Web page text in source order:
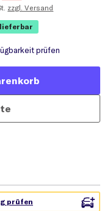
zzgl. Versand
prüfen